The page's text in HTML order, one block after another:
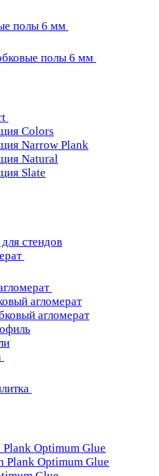
полы 6 мм
полы 6 мм
Colors
Narrow Plank
Natural
Slate
стендов
агломерат
агломерат
Plank Optimum Glue
Plank Optimum Glue